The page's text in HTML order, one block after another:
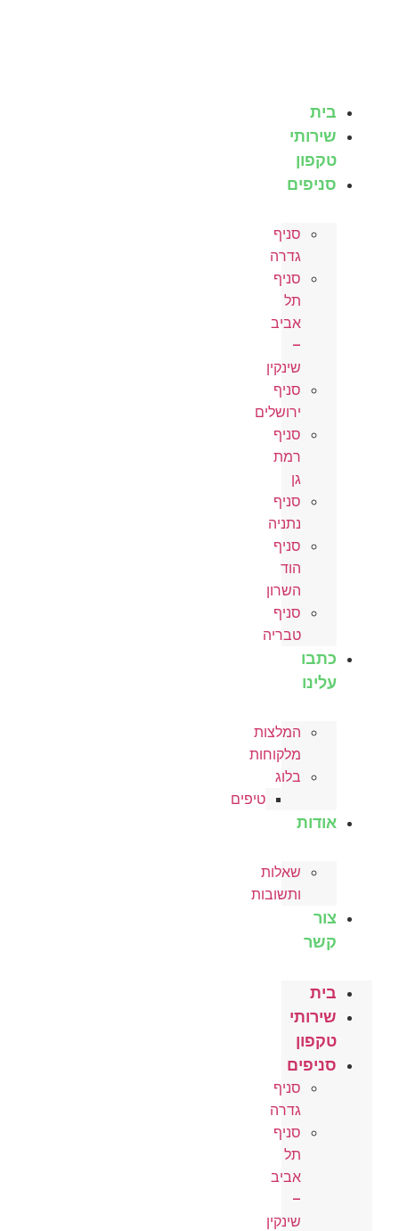
בית
שירותי
טקפון
סניפים
סניף
גדרה
סניף
תל
אביב
–
שינקין
סניף
ירושלים
סניף
רמת
גן
סניף
נתניה
סניף
הוד
השרון
סניף
טבריה
כתבו
עלינו
המלצות
מלקוחות
בלוג
טיפים
אודות
שאלות
ותשובות
צור
קשר
בית
שירותי
טקפון
סניפים
סניף
גדרה
סניף
תל
אביב
–
שינקין